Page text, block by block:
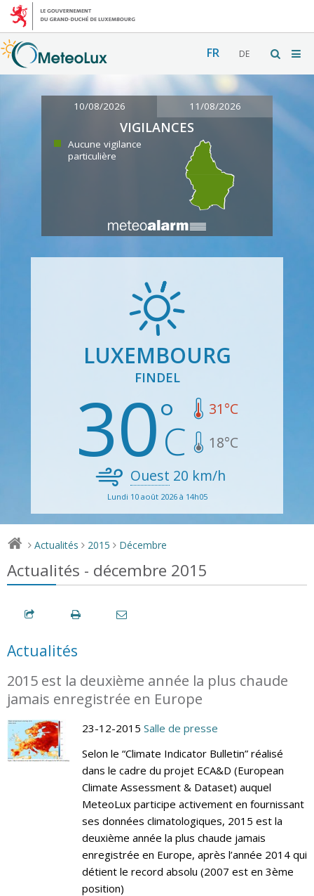
FR DE
10/08/2026 11/08/2026
VIGILANCES
Aucune vigilance
particulière
LUXEMBOURG
FINDEL
30 31°C
18°C
Ouest 20 km/h
Lundi 10 août 2026 à 14h05
> Actualités > 2015 > Décembre
Actualités - décembre 2015
Actualités
2015 est la deuxième année la plus chaude
jamais enregistrée en Europe
23-12-2015 Salle de presse
Selon le “Climate Indicator Bulletin” réalisé
dans le cadre du projet ECA&D (European
Climate Assessment & Dataset) auquel
MeteoLux participe activement en fournissant
ses données climatologiques, 2015 est la
deuxième année la plus chaude jamais
enregistrée en Europe, après l’année 2014 qui
détient le record absolu (2007 est en 3ème
position)